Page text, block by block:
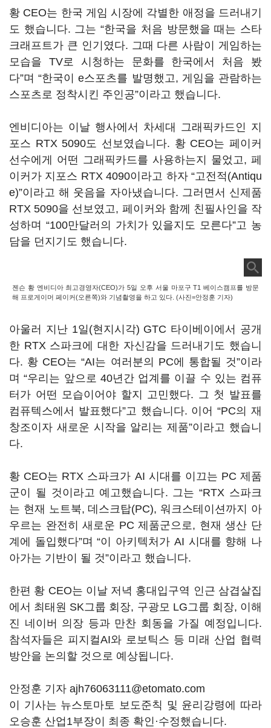
황 CEO는 한국 게임 시장에 각별한 애정을 드러내기
도 했습니다. 그는 “한국을 처음 방문했을 때는 스타
크래프트가 큰 인기였다. 그때 다른 사람이 게임하는
모습을 TV로 시청하는 문화를 한국에서 처음 봤
다”며 “한국이 e스포츠를 발명했고, 게임을 관람하는
스포츠로 정착시킨 주인공”이라고 했습니다.
엔비디아는 이날 행사에서 차세대 그래픽카드인 지
포스 RTX 5090도 선보였습니다. 황 CEO는 페이커
선수에게 어떤 그래픽카드를 사용하는지 물었고, 페
이커가 지포스 RTX 4090이라고 하자 “고전적(Antiqu
e)”이라고 해 웃음을 자아냈습니다. 그러면서 신제품
RTX 5090을 선보였고, 페이커와 함께 친필사인을 작
성하며 “100만달러의 가치가 있을지도 모른다”고 농
담을 던지기도 했습니다.
젠슨 황 엔비디아 최고경영자(CEO)가 5일 오후 서울 마포구 T1 베이스캠프를 방문
해 프로게이머 페이커(오른쪽)와 기념촬영을 하고 있다. (사진=안정훈 기자)
아울러 지난 1일(현지시각) GTC 타이베이에서 공개
한 RTX 스파크에 대한 자신감을 드러내기도 했습니
다. 황 CEO는 “AI는 여러분의 PC에 통합될 것”이라
며 “우리는 앞으로 40년간 업계를 이끌 수 있는 컴퓨
터가 어떤 모습이어야 할지 고민했다. 그 첫 발표를
컴퓨텍스에서 발표했다”고 했습니다. 이어 “PC의 재
창조이자 새로운 시작을 알리는 제품”이라고 했습니
다.
황 CEO는 RTX 스파크가 AI 시대를 이끄는 PC 제품
군이 될 것이라고 예고했습니다. 그는 “RTX 스파크
는 현재 노트북, 데스크탑(PC), 워크스테이션까지 아
우르는 완전히 새로운 PC 제품군으로, 현재 생산 단
계에 돌입했다”며 “이 아키텍처가 AI 시대를 향해 나
아가는 기반이 될 것”이라고 했습니다.
한편 황 CEO는 이날 저녁 홍대입구역 인근 삼겹살집
에서 최태원 SK그룹 회장, 구광모 LG그룹 회장, 이해
진 네이버 의장 등과 만찬 회동을 가질 예정입니다.
참석자들은 피지컬AI와 로보틱스 등 미래 산업 협력
방안을 논의할 것으로 예상됩니다.
안정훈 기자 ajh76063111@etomato.com
이 기사는 뉴스토마토 보도준칙 및 윤리강령에 따라
오승훈 산업1부장이 최종 확인·수정했습니다.